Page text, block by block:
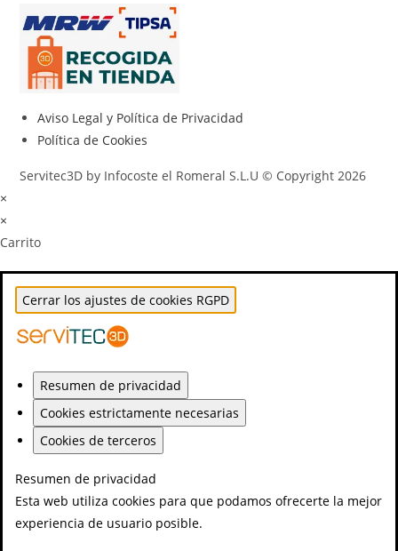
Aviso Legal y Política de Privacidad
Política de Cookies
Servitec3D by Infocoste el Romeral S.L.U © Copyright 2026
×
×
Carrito
Cerrar los ajustes de cookies RGPD
Resumen de privacidad
Cookies estrictamente necesarias
Cookies de terceros
Resumen de privacidad
Esta web utiliza cookies para que podamos ofrecerte la mejor
experiencia de usuario posible.